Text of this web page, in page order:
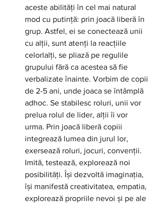
aceste abilități în cel mai natural
mod cu putință: prin joacă liberă în
grup. Astfel, ei se conectează unii
cu alții, sunt atenți la reacțiile
celorlalți, se pliază pe regulile
grupului fără ca acestea să fie
verbalizate înainte. Vorbim de copii
de 2-5 ani, unde joaca se întâmplă
adhoc. Se stabilesc roluri, unii vor
prelua rolul de lider, alții îi vor
urma. Prin joacă liberă copiii
integrează lumea din jurul lor,
exersează roluri, jocuri, convenții.
Imită, testează, explorează noi
posibilități. Își dezvoltă imaginația,
își manifestă creativitatea, empatia,
explorează propriile nevoi și pe ale